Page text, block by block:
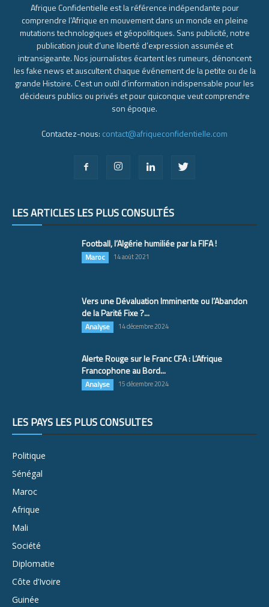
Afrique Confidentielle est la référence indépendante pour
comprendre l’Afrique en mouvement dans un monde en pleine
mutations technologiques et géopolitiques. Sans publicité, notre
publication jouit d’une liberté d’expression assumée et
intransigeante. Nos journalistes écartent les rumeurs, dénoncent
les fake news et auscultent chaque événement de la petite ou de la
grande Histoire. C’est un outil d’information indispensable pour les
décideurs publics ou privés et pour quiconque veut comprendre
son époque.
Contactez-nous: contact@afriqueconfidentielle.com
LES ARTICLES LES PLUS CONSULTÉS
Football, l’Algérie humiliée par la FIFA !
Maroc 14 août 2021
Vers une Dévaluation Imminente ou l’Abandon
de la Parité Fixe ?...
Analyse 14 décembre 2024
Alerte Rouge sur le Franc CFA : L’Afrique
Francophone au Bord...
Analyse 15 décembre 2024
LES PAYS LES PLUS CONSULTÉS
Politique
Sénégal
Maroc
Afrique
Mali
Société
Diplomatie
Côte d’Ivoire
Guinée